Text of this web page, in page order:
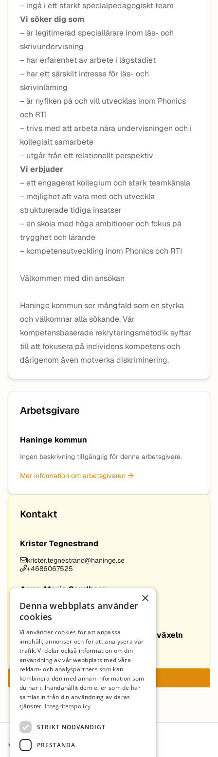
– ingå i ett starkt specialpedagogiskt team
Vi söker dig som
– är legitimerad speciallärare inom läs- och
skrivundervisning
– har erfarenhet av arbete i lågstadiet
– har ett särskilt intresse för läs- och
skrivinlärning
– är nyfiken på och vill utvecklas inom Phonics
och RTI
– trivs med att arbeta nära undervisningen och i
kollegialt samarbete
– utgår från ett relationellt perspektiv
Vi erbjuder
– ett engagerat kollegium och stark teamkänsla
– möjlighet att vara med och utveckla
strukturerade tidiga insatser
– en skola med höga ambitioner och fokus på
trygghet och lärande
– kompetensutveckling inom Phonics och RTI
Välkommen med din ansökan
Haninge kommun ser mångfald som en styrka
och välkomnar alla sökande. Vår
kompetensbaserade rekryteringsmetodik syftar
till att fokusera på individens kompetens och
därigenom även motverka diskriminering.
Arbetsgivare
Haninge kommun
Ingen beskrivning tillgänglig för denna arbetsgivare.
Mer information om arbetsgivaren
Kontakt
Krister Tegnestrand
krister.tegnestrand@haninge.se
+4686067525
Anna-Maria Sandborg
anna.sandborg@haninge.se
+4686068638
Fackliga företrädare kontaktas via växeln
08-6067000
Ansök nu
Sidfot
×
Denna webbplats använder
cookies
Vi använder cookies för att anpassa
innehåll, annonser och för att analysera vår
trafik. Vi delar också information om din
användning av vår webbplats med våra
reklam- och analyspartners som kan
kombinera den med annan information som
du har tillhandahållit dem eller som de har
samlat in från din användning av deras
tjänster. Integritetspolicy
STRIKT NÖDVÄNDIGT
PRESTANDA